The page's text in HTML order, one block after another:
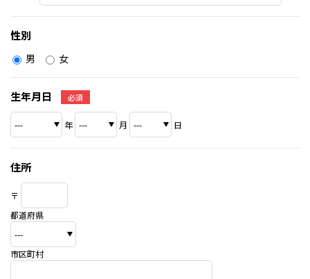
性別
男 女
生年月日 必須
年 月 日
住所
〒
都道府県
市区町村